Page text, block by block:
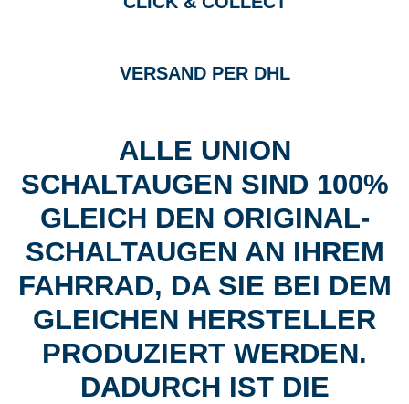
VERSAND PER DHL
ALLE UNION
SCHALTAUGEN SIND 100%
GLEICH DEN ORIGINAL-
SCHALTAUGEN AN IHREM
FAHRRAD, DA SIE BEI DEM
GLEICHEN HERSTELLER
PRODUZIERT WERDEN.
DADURCH IST DIE